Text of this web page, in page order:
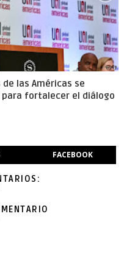
las Américas se
para fortalecer el diálogo
FACEBOOK